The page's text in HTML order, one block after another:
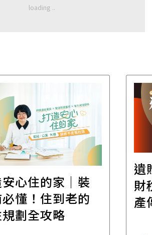
心住的家｜裝
懂！住到老的
劃全攻略
遺
財
產